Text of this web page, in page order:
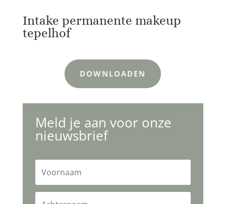
Intake permanente makeup
tepelhof
DOWNLOADEN
Meld je aan voor onze
nieuwsbrief